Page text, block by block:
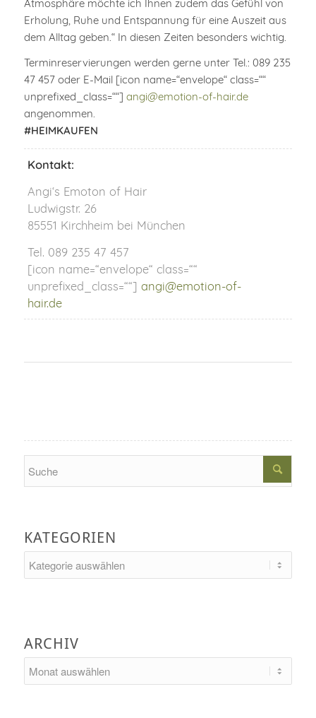
Atmosphäre möchte ich Ihnen zudem das Gefühl von
Erholung, Ruhe und Entspannung für eine Auszeit aus
dem Alltag geben.“ In diesen Zeiten besonders wichtig.
Terminreservierungen werden gerne unter Tel.: 089 235
47 457 oder E-Mail [icon name=“envelope“ class=““
unprefixed_class=““] angi@emotion-of-hair.de
angenommen.
#HEIMKAUFEN
Kontakt:
Angi‘s Emoton of Hair
Ludwigstr. 26
85551 Kirchheim bei München
Tel. 089 235 47 457
[icon name=“envelope“ class=““
unprefixed_class=““] angi@emotion-of-
hair.de
KATEGORIEN
ARCHIV